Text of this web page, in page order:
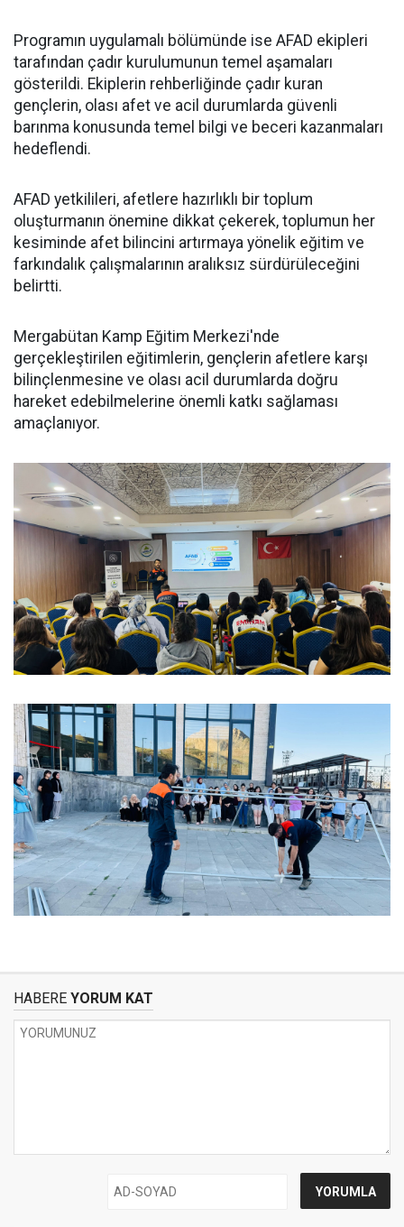
Programın uygulamalı bölümünde ise AFAD ekipleri
tarafından çadır kurulumunun temel aşamaları
gösterildi. Ekiplerin rehberliğinde çadır kuran
gençlerin, olası afet ve acil durumlarda güvenli
barınma konusunda temel bilgi ve beceri kazanmaları
hedeflendi.
AFAD yetkilileri, afetlere hazırlıklı bir toplum
oluşturmanın önemine dikkat çekerek, toplumun her
kesiminde afet bilincini artırmaya yönelik eğitim ve
farkındalık çalışmalarının aralıksız sürdürüleceğini
belirtti.
Mergabütan Kamp Eğitim Merkezi'nde
gerçekleştirilen eğitimlerin, gençlerin afetlere karşı
bilinçlenmesine ve olası acil durumlarda doğru
hareket edebilmelerine önemli katkı sağlaması
amaçlanıyor.
HABERE YORUM KAT